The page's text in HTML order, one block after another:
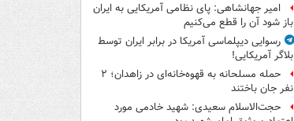
امیر جهانشاهی: پای نظامی آمریکایی به ایران
باز شود آن را قطع می‌کنیم
رسوایی دیپلماسی آمریکا در برابر ایران توسط
بلاگر آمریکایی!
حمله مسلحانه به قهوه‌خانه‌ای در زاهدان؛ ۲
نفر جان باختند
حجت‌الاسلام سعیدی: شهید خادمی مورد